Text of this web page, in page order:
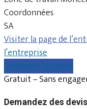
Coordonnées
SA
Visiter la page de
l’entreprise
Comparer les devis
Gratuit – Sans
Demandez des